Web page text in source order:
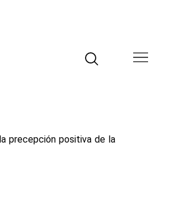
precepción positiva de la